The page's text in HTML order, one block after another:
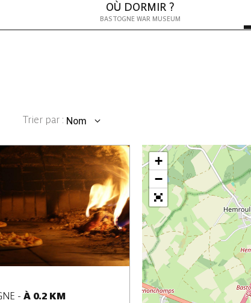
OÙ DORMIR ?
BASTOGNE WAR MUSEUM
Trier par : Nom
Dates
- À 0.2 KM
+
−